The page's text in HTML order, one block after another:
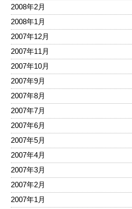
2008年2月
2008年1月
2007年12月
2007年11月
2007年10月
2007年9月
2007年8月
2007年7月
2007年6月
2007年5月
2007年4月
2007年3月
2007年2月
2007年1月